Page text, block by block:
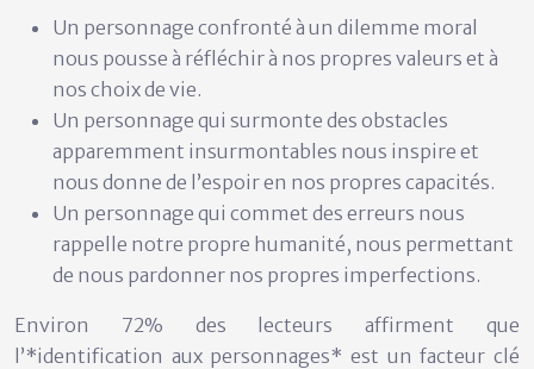
Un personnage confronté à un dilemme moral
nous pousse à réfléchir à nos propres valeurs et à
nos choix de vie.
Un personnage qui surmonte des obstacles
apparemment insurmontables nous inspire et
nous donne de l’espoir en nos propres capacités.
Un personnage qui commet des erreurs nous
rappelle notre propre humanité, nous permettant
de nous pardonner nos propres imperfections.
Environ 72% des lecteurs affirment que
l’*identification aux personnages* est un facteur clé